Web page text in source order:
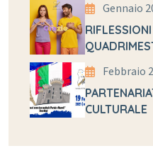
Gennaio
Febbraio
CULTURALE